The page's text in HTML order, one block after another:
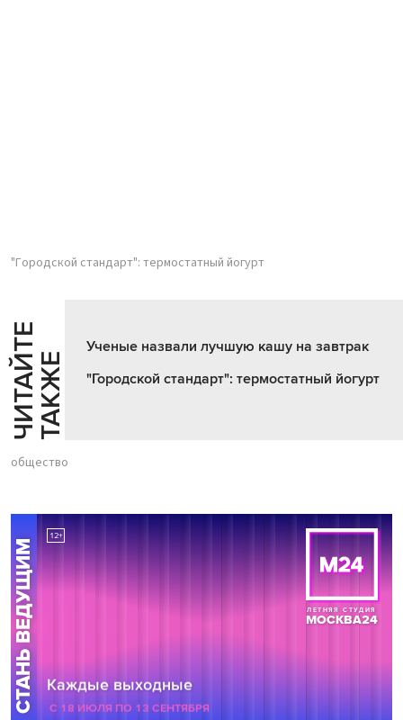
"Городской стандарт": термостатный йогурт
Ч
И
Т
АЙ
Т
Е
Т
А
К
ЖЕ
Ученые назвали лучшую кашу на завтрак
"Городской стандарт": термостатный йогурт
общество